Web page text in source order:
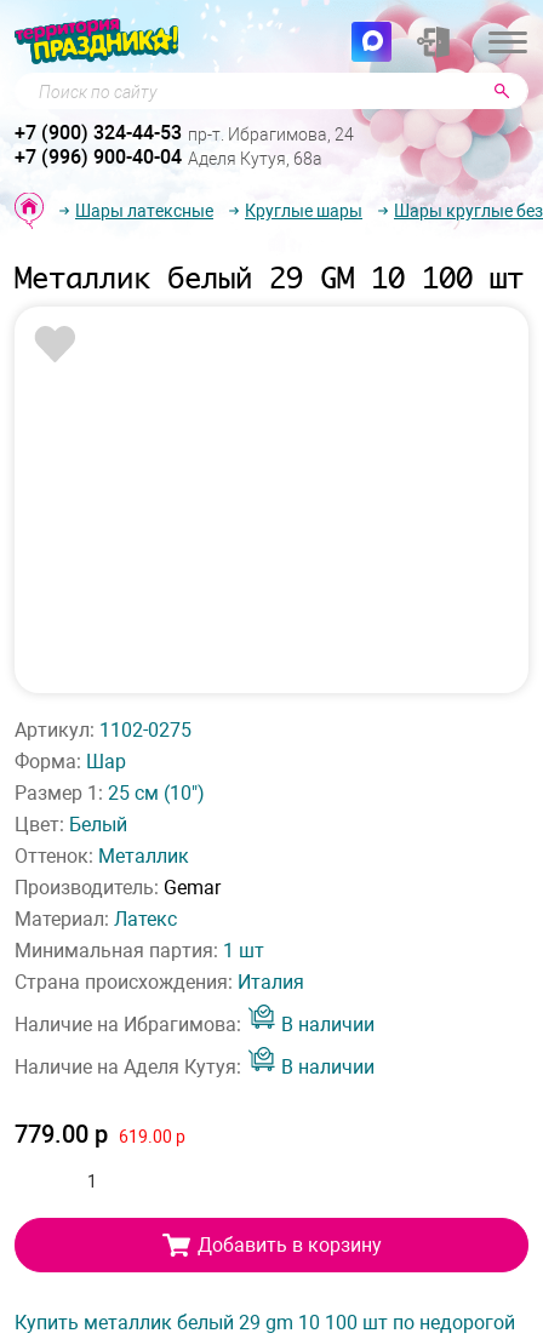
Поиск по сайту
+7 (900) 324-44-53 пр-т. Ибрагимова, 24
+7 (996) 900-40-04 Аделя Кутуя, 68а
Шары латексные Круглые шары Шары круглые
Металлик белый 29 GM 10 100 шт
Артикул: 1102-0275
Форма: Шар
Размер 1: 25 см (10")
Цвет: Белый
Оттенок: Металлик
Производитель: Gemar
Материал: Латекс
Минимальная партия: 1 шт
Страна происхождения: Италия
Наличие на Ибрагимова:
В наличии
Наличие на Аделя Кутуя:
В наличии
779.00 р 619.00 р
Добавить в корзину
Купить металлик белый 29 gm 10 100 шт по недорогой